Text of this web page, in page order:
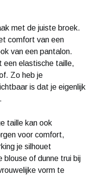
met de juiste broek.
comfort van een
van een pantalon.
een elastische taille,
Zo heb je
is dat je eigenlijk
taille kan ook
voor comfort,
je silhouet
of dunne trui bij
vorm te